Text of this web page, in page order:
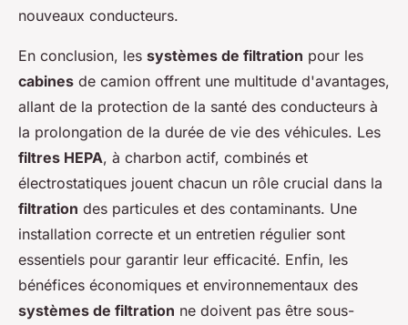
nouveaux conducteurs.
En conclusion, les systèmes de filtration pour les
cabines de camion offrent une multitude d'avantages,
allant de la protection de la santé des conducteurs à
la prolongation de la durée de vie des véhicules. Les
filtres HEPA, à charbon actif, combinés et
électrostatiques jouent chacun un rôle crucial dans la
filtration des particules et des contaminants. Une
installation correcte et un entretien régulier sont
essentiels pour garantir leur efficacité. Enfin, les
bénéfices économiques et environnementaux des
systèmes de filtration ne doivent pas être sous-